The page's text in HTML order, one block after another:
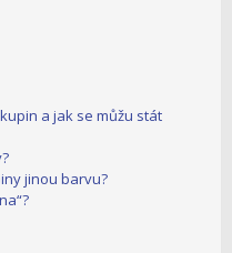
a jak se můžu stát
jinou barvu?